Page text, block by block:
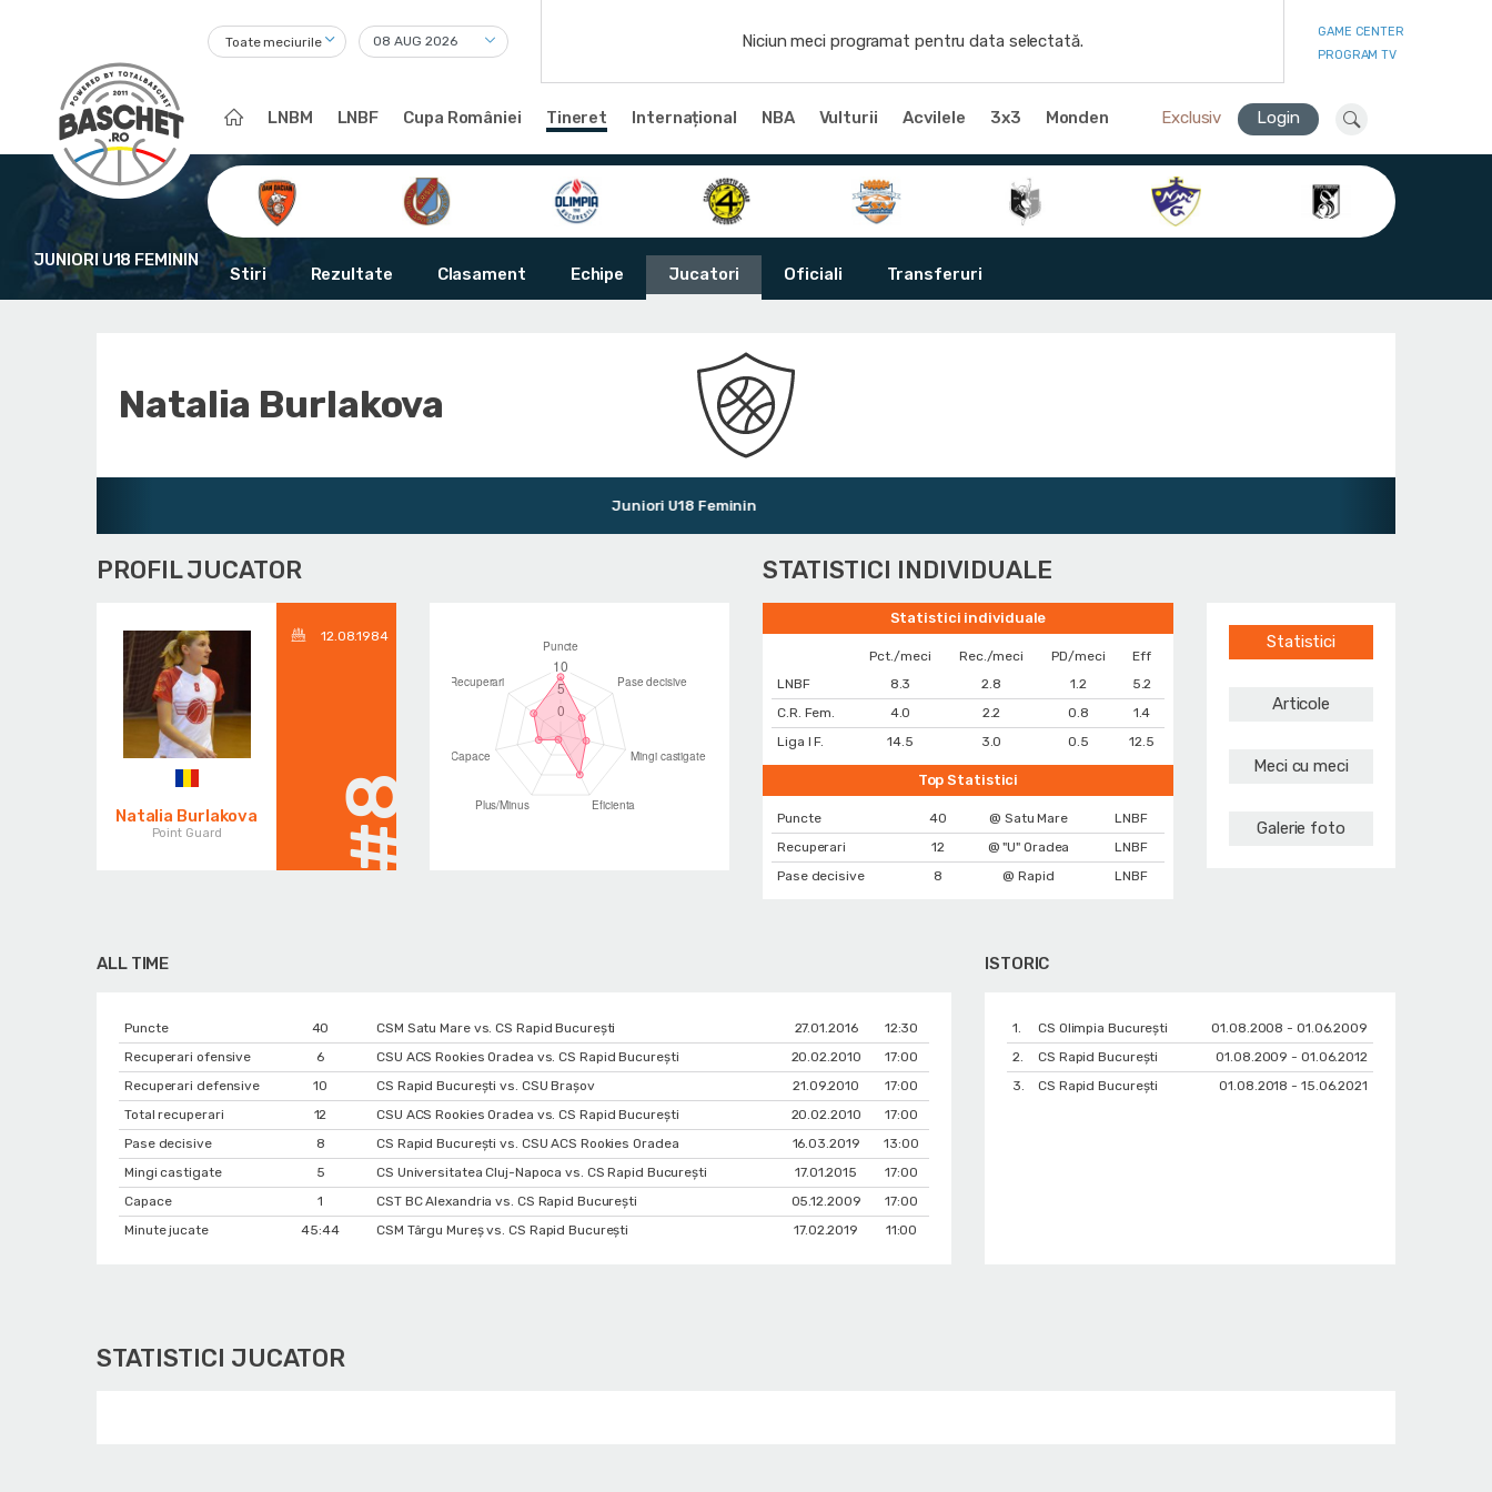
Toate meciurile Niciun meci programat pentru data selectată.
GAME CENTER
PROGRAM TV
LNBM LNBF Cupa României Tineret Internațional NBA Vulturii Acvilele 3x3 Monden Exclusiv Login
JUNIORI U18 FEMININ
Stiri Rezultate Clasament Echipe Jucatori Oficiali Transferuri
Natalia Burlakova
Juniori U18 Feminin
PROFIL JUCATOR
Natalia Burlakova
Point Guard
12.08.1984
#8
STATISTICI INDIVIDUALE
Statistici individuale
Pct./meci Rec./meci PD/meci
Eff
LNBF
8.3 2.8 1.2
5.2
C.R. Fem.
4.0 2.2 0.8
1.4
Liga I F.
14.5 3.0 0.5 12.5
Top Statistici
Puncte 40 @ Satu Mare
LNBF
Recuperari
12 @ "U" Oradea
LNBF
Pase decisive
8 @ Rapid LNBF
Statistici
Articole
Meci cu meci
Galerie foto
ALL TIME
Puncte 40 CSM Satu Mare vs. CS Rapid București 27.01.2016
12:30
Recuperari ofensive
6 CSU ACS Rookies Oradea vs. CS Rapid București 20.02.2010
17:00
Recuperari defensive
10 CS Rapid București vs. CSU Braşov 21.09.2010
17:00
Total recuperari
12 CSU ACS Rookies Oradea vs. CS Rapid București 20.02.2010
17:00
Pase decisive
8 CS Rapid București vs. CSU ACS Rookies Oradea 16.03.2019
13:00
Mingi castigate
5 CS Universitatea Cluj-Napoca vs. CS Rapid București 17.01.2015
17:00
Capace
1 CST BC Alexandria vs. CS Rapid București 05.12.2009
17:00
Minute jucate
45:44 CSM Târgu Mureș vs. CS Rapid București 17.02.2019 11:00
ISTORIC
1. CS Olimpia București
01.08.2008 - 01.06.2009
2.
CS Rapid București
01.08.2009 - 01.06.2012
3.
CS Rapid București 01.08.2018 - 15.06.2021
STATISTICI JUCATOR